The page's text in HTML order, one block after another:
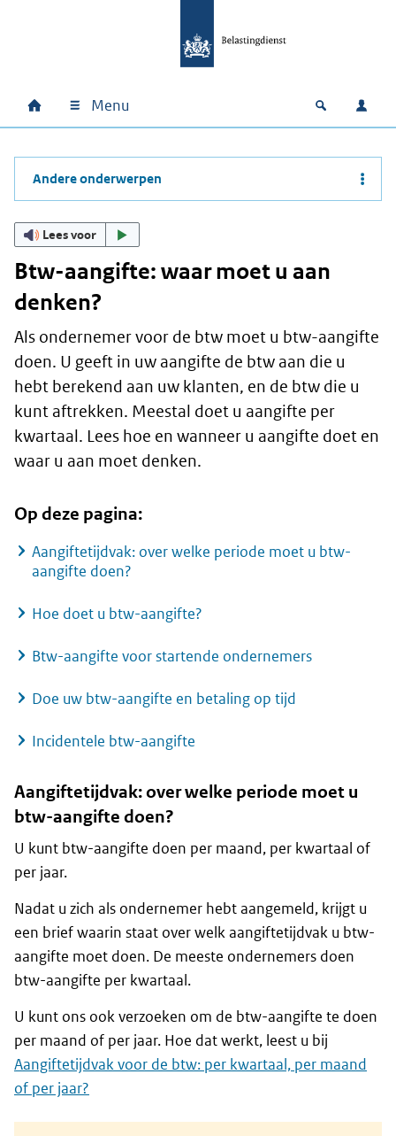
Hoofdnavigatie
Home Menu Open
Andere onderwerpen
Lees voor
Btw-aangifte: waar moet u aan
denken?
Als ondernemer voor de btw moet u btw-aangifte
doen. U geeft in uw aangifte de btw aan die u
hebt berekend aan uw klanten, en de btw die u
kunt aftrekken. Meestal doet u aangifte per
kwartaal. Lees hoe en wanneer u aangifte doet en
waar u aan moet denken.
Op deze pagina:
Aangiftetijdvak: over welke periode moet u btw-
aangifte doen?
Hoe doet u btw-aangifte?
Btw-aangifte voor startende ondernemers
Doe uw btw-aangifte en betaling op tijd
Incidentele btw-aangifte
Aangiftetijdvak: over welke periode moet u
btw-aangifte doen?
U kunt btw-aangifte doen per maand, per kwartaal of
per jaar.
Nadat u zich als ondernemer hebt aangemeld, krijgt u
een brief waarin staat over welk aangiftetijdvak u btw-
aangifte moet doen. De meeste ondernemers doen
btw-aangifte per kwartaal.
U kunt ons ook verzoeken om de btw-aangifte te doen
per maand of per jaar. Hoe dat werkt, leest u bij
Aangiftetijdvak voor de btw: per kwartaal, per maand
of per jaar?